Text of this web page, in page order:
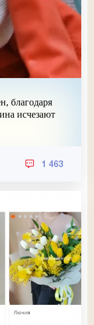
благодаря
исчезают
1 463